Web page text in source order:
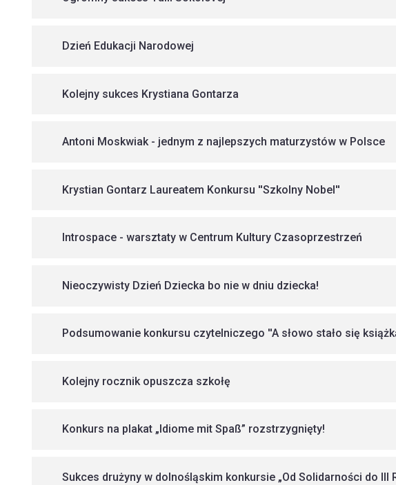
Dzień Edukacji Narodowej
Kolejny sukces Krystiana Gontarza
Antoni Moskwiak - jednym z najlepszych maturzystów w Polsce
Krystian Gontarz Laureatem Konkursu ''Szkolny Nobel''
Introspace - warsztaty w Centrum Kultury Czasoprzestrzeń
Nieoczywisty Dzień Dziecka bo nie w dniu dziecka!
Podsumowanie konkursu czytelniczego ''A słowo stało się
Kolejny rocznik opuszcza szkołę
Konkurs na plakat „Idiome mit Spaß” rozstrzygnięty!
Sukces drużyny w dolnośląskim konkursie „Od Solidarności do III